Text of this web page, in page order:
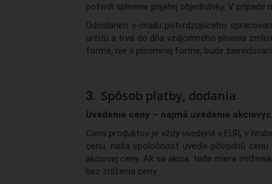
potvrdí splnenie prijatej objednávky. V
Odoslaním e-mailu potvrdzujúceho
určitú a trvá do dňa vzájomného plnenia
forme, nie v písomnej forme, bude
Spôsob platby, dodania
Uvedenie ceny – najmä uvedenie
Cena produktov je vždy uvedená v EUR, v
cenu, naša spoločnosť uvedie pôvodnú
akciovej ceny. Ak sa akcia, teda miera
bez zníženia ceny.